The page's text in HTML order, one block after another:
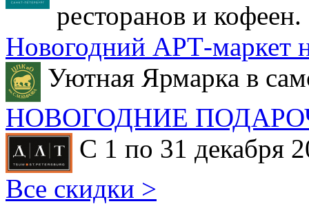
ресторанов и кофеен.
Новогодний АРТ-маркет
Уютная Ярмарка в
НОВОГОДНИЕ
С 1 по 31 декабря
Все скидки >